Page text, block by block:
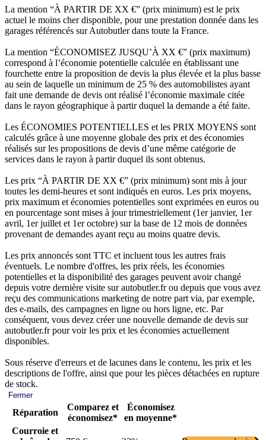
La mention “À PARTIR DE XX €” (prix minimum) est le prix
actuel le moins cher disponible, pour une prestation donnée dans les
garages référencés sur Autobutler dans toute la France.
La mention “ÉCONOMISEZ JUSQU’À XX €” (prix maximum)
correspond à l’économie potentielle calculée en établissant une
fourchette entre la proposition de devis la plus élevée et la plus basse
au sein de laquelle un minimum de 25 % des automobilistes ayant
fait une demande de devis ont réalisé l’économie maximale citée
dans le rayon géographique à partir duquel la demande a été faite.
Les ÉCONOMIES POTENTIELLES et les PRIX MOYENS sont
calculés grâce à une moyenne globale des prix et des économies
réalisés sur les propositions de devis d’une même catégorie de
services dans le rayon à partir duquel ils sont obtenus.
Les prix “À PARTIR DE XX €” (prix minimum) sont mis à jour
toutes les demi-heures et sont indiqués en euros. Les prix moyens,
prix maximum et économies potentielles sont exprimées en euros ou
en pourcentage sont mises à jour trimestriellement (1er janvier, 1er
avril, 1er juillet et 1er octobre) sur la base de 12 mois de données
provenant de demandes ayant reçu au moins quatre devis.
Les prix annoncés sont TTC et incluent tous les autres frais
éventuels. Le nombre d'offres, les prix réels, les économies
potentielles et la disponibilité des garages peuvent avoir changé
depuis votre dernière visite sur autobutler.fr ou depuis que vous avez
reçu des communications marketing de notre part via, par exemple,
des e-mails, des campagnes en ligne ou hors ligne, etc. Par
conséquent, vous devez créer une nouvelle demande de devis sur
autobutler.fr pour voir les prix et les économies actuellement
disponibles.
Sous réserve d'erreurs et de lacunes dans le contenu, les prix et les
descriptions de l'offre, ainsi que pour les pièces détachées en rupture
de stock.
Fermer
Réparation
Comparez et
économisez*
Économisez
en moyenne*
Courroie et